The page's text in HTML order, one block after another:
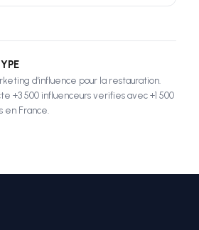
d'influence pour la restauration.
+3 500 influenceurs verifies avec +1 500
en France.